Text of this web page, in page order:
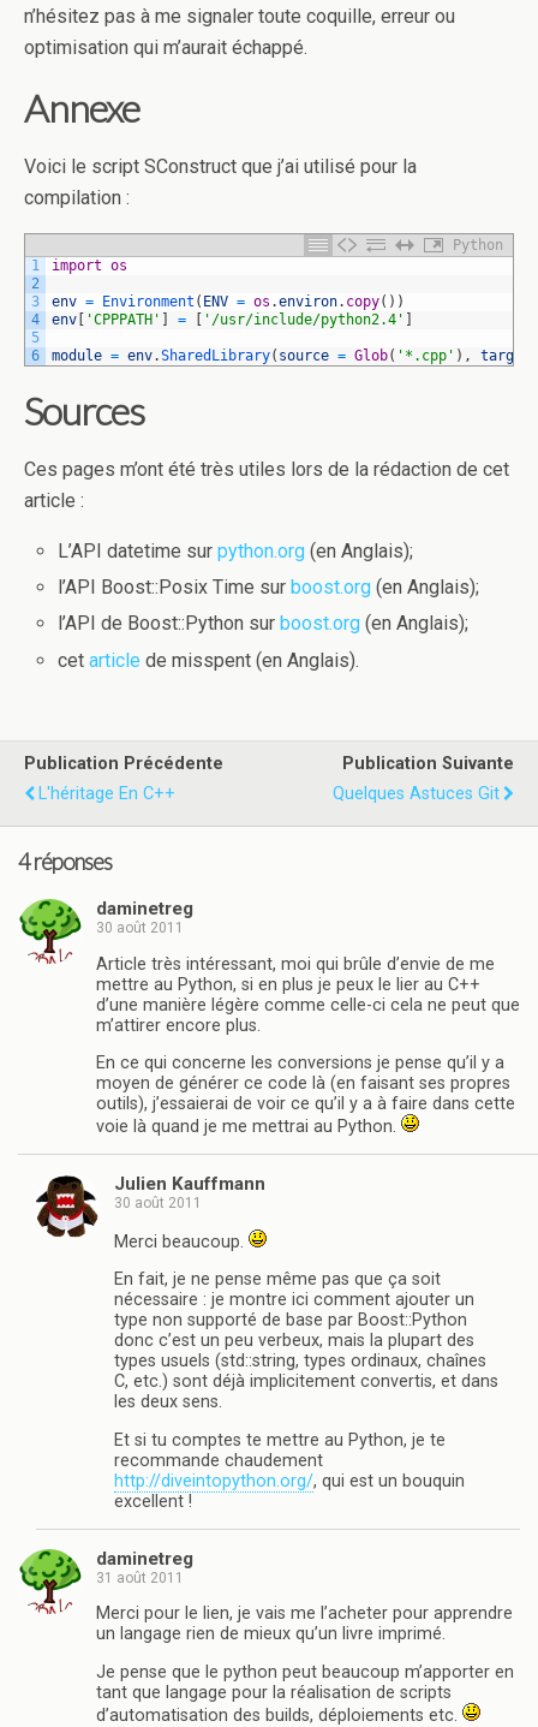
n’hésitez pas à me signaler toute coquille, erreur ou
optimisation qui m’aurait échappé.
Annexe
Voici le script SConstruct que j’ai utilisé pour la
compilation :
Python
1
2
3
4
5
6
import os
env = Environment ( ENV = os .environ. copy( ) )
env
'CPPPATH' = '/usr/include/python2.4'
module = env.SharedLibrary( source = Glob( '*.cpp' ) , target
Sources
Ces pages m’ont été très utiles lors de la rédaction de cet
article :
L’API datetime surpython.org (en Anglais);
l’API Boost::Posix Time sur boost.org (en Anglais);
l’API de Boost::Python sur boost.org (en Anglais);
cetarticle de misspent (en Anglais).
Publication Précédente
L'héritage En C++
Publication Suivante
Quelques Astuces Git
4 réponses
daminetreg
30 août 2011
Article très intéressant, moi qui brûle d’envie de me
mettre au Python, si en plus je peux le lier au C++
d’une manière légère comme celle-ci cela ne peut que
m’attirer encore plus.
En ce qui concerne les conversions je pense qu’il y a
moyen de générer ce code là (en faisant ses propres
outils), j’essaierai de voir ce qu’il y a à faire dans cette
voie là quand je me mettrai au Python.
Julien Kauffmann
30 août 2011
Merci beaucoup.
En fait, je ne pense même pas que ça soit
nécessaire : je montre ici comment ajouter un
type non supporté de base par Boost::Python
donc c’est un peu verbeux, mais la plupart des
types usuels (std::string, types ordinaux, chaînes
C, etc.) sont déjà implicitement convertis, et dans
les deux sens.
Et si tu comptes te mettre au Python, je te
recommande chaudement
http://diveintopython.org/, qui est un bouquin
excellent !
daminetreg
31 août 2011
Merci pour le lien, je vais me l’acheter pour apprendre
un langage rien de mieux qu’un livre imprimé.
Je pense que le python peut beaucoup m’apporter en
tant que langage pour la réalisation de scripts
d’automatisation des builds, déploiements etc.